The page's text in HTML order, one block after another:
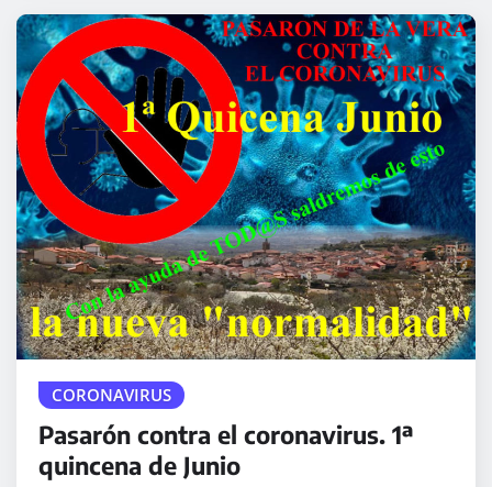
CORONAVIRUS
Pasarón contra el coronavirus. 1ª
quincena de Junio